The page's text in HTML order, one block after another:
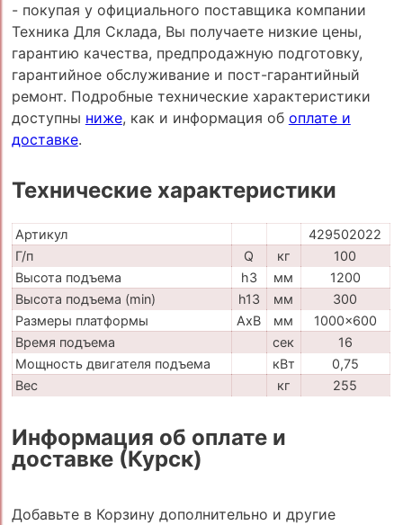
- покупая у официального поставщика компании
Техника Для Склада, Вы получаете низкие цены,
гарантию качества, предпродажную подготовку,
гарантийное обслуживание и пост-гарантийный
ремонт. Подробные технические характеристики
доступны ниже, как и информация об оплате и
доставке.
Технические характеристики
Артикул
429502022
Г/п
Q кг
100
Высота подъема
h3 мм
1200
Высота подъема (min)
h13 мм
300
Размеры платформы
AxB мм
1000x600
Время подъема
сек
16
Мощность двигателя подъема
кВт
0,75
Вес
кг 255
Информация об оплате и
доставке (Курск)
Добавьте в Корзину дополнительно и другие